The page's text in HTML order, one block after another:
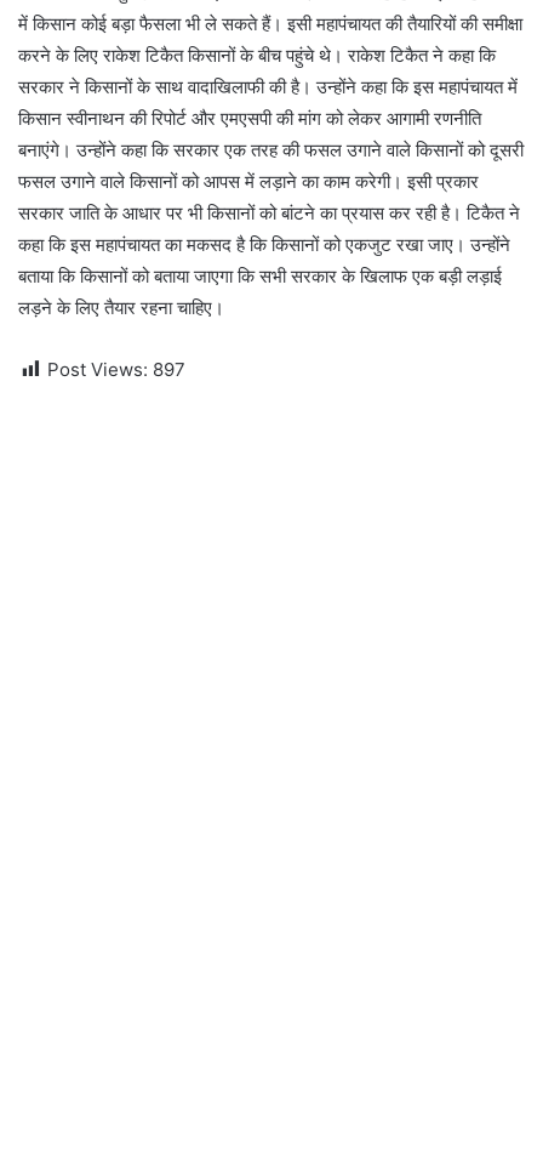
में किसान कोई बड़ा फैसला भी ले सकते हैं। इसी महापंचायत की तैयारियों की समीक्षा
करने के लिए राकेश टिकैत किसानों के बीच पहुंचे थे। राकेश टिकैत ने कहा कि
सरकार ने किसानों के साथ वादाखिलाफी की है। उन्होंने कहा कि इस महापंचायत में
किसान स्वीनाथन की रिपोर्ट और एमएसपी की मांग को लेकर आगामी रणनीति
बनाएंगे। उन्होंने कहा कि सरकार एक तरह की फसल उगाने वाले किसानों को दूसरी
फसल उगाने वाले किसानों को आपस में लड़ाने का काम करेगी। इसी प्रकार
सरकार जाति के आधार पर भी किसानों को बांटने का प्रयास कर रही है। टिकैत ने
कहा कि इस महापंचायत का मकसद है कि किसानों को एकजुट रखा जाए। उन्होंने
बताया कि किसानों को बताया जाएगा कि सभी सरकार के खिलाफ एक बड़ी लड़ाई
लड़ने के लिए तैयार रहना चाहिए।
Post Views: 897